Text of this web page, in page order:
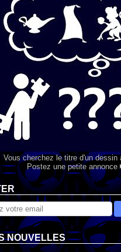
Vous cherchez le titre d'un dessin
Postez une petite annonce
NOUVELLES